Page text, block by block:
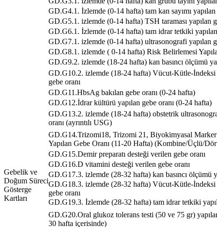
Gebelik ve
Doğum Süreci
Gösterge
Kartları
GD.G4.1. İzlemde (0-14 hafta) tam kan sayımı yapılan
GD.G5.1. izlemde (0-14 hafta) TSH taraması yapılan
GD.G6.1. İzlemde (0-14 hafta) tam idrar tetkiki yapılan
GD.G7.1. izlemde (0-14 hafta) ultrasonografi yapılan
GD.G8.1. izlemde ( 0-14 hafta) Risk Belirlemesi
GD.G9.2. izlemde (18-24 hafta) kan basıncı ölçümü
GD.G10.2. izlemde (18-24 hafta) Vücut-Kütle-İndeksi
gebe oranı
GD.G11.HbsAg bakılan gebe oranı (0-24 hafta)
GD.G12.İdrar kültürü yapılan gebe oranı (0-24 hafta)
GD.G13.2. izlemde (18-24 hafta) obstetrik
oranı (ayrıntılı USG)
GD.G14.Trizomi18, Trizomi 21, Biyokimyasal Marker
Yapılan Gebe Oranı (11-20 Hafta) (Kombine/Üçlü/
GD.G15.Demir preparatı desteği verilen gebe oranı
GD.G16.D vitamini desteği verilen gebe oranı
GD.G17.3. izlemde (28-32 hafta) kan basıncı ölçümü
GD.G18.3. izlemde (28-32 hafta) Vücut-Kütle-İndeksi
gebe oranı
GD.G19.3. İzlemde (28-32 hafta) tam idrar tetkiki
GD.G20.Oral glukoz tolerans testi (50 ve 75 gr)
30 hafta içerisinde)